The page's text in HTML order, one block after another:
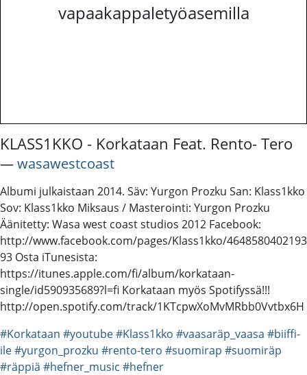
vapaakappaletyöasemilla
KLASS1KKO - Korkataan Feat. Rento- Tero
―wasawestcoast
Albumi julkaistaan 2014. Säv: Yurgon Prozku San: Klass1kko
Sov: Klass1kko Miksaus / Masterointi: Yurgon Prozku
Äänitetty: Wasa west coast studios 2012 Facebook:
http://www.facebook.com/pages/Klass1kko/4648580402193
93 Osta iTunesista:
https://itunes.apple.com/fi/album/korkataan-
single/id590935689?l=fi Korkataan myös Spotifyssä!!!
http://open.spotify.com/track/1KTcpwXoMvMRbb0Vvtbx6H
#Korkataan #youtube#Klass1kko #vaasaräp_vaasa #biiffi-
ile#yurgon_prozku #rento-tero #suomirap #suomiräp
#räppiä #hefner_music #hefner